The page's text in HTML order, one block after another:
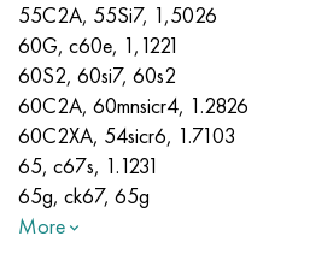
55C2A, 55Si7, 1,5026
60G, c60e, 1,1221
60S2, 60si7, 60s2
60C2A, 60mnsicr4, 1.2826
60С2ХА, 54sicr6, 1.7103
65, c67s, 1.1231
65g, ck67, 65g
More